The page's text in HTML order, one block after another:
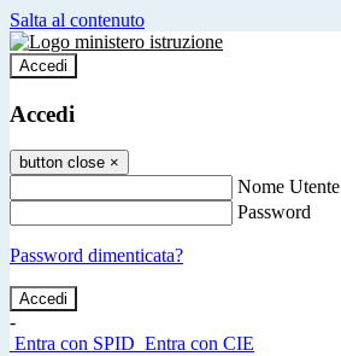
Salta al contenuto
Accedi
Accedi
button close ×
Nome Utente
Password
Password dimenticata?
-
Entra con SPID Entra con CIE